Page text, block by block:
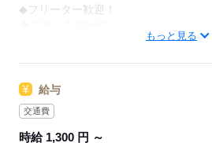
応募する
◆フリーター歓迎！
もっと見る
給与
交通費
時給 1,300 円 ～